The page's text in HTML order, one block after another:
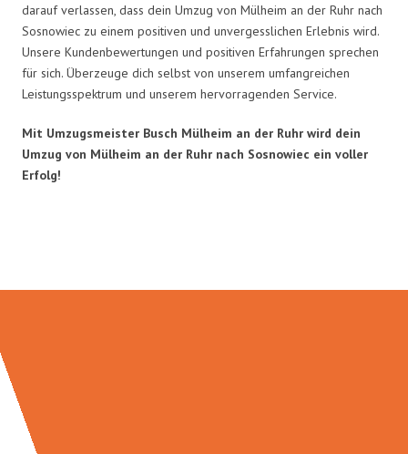
darauf verlassen, dass dein Umzug von Mülheim an der Ruhr nach
Sosnowiec zu einem positiven und unvergesslichen Erlebnis wird.
Unsere Kundenbewertungen und positiven Erfahrungen sprechen
für sich. Überzeuge dich selbst von unserem umfangreichen
Leistungsspektrum und unserem hervorragenden Service.
Mit Umzugsmeister Busch Mülheim an der Ruhr wird dein
Umzug von Mülheim an der Ruhr nach Sosnowiec ein voller
Erfolg!